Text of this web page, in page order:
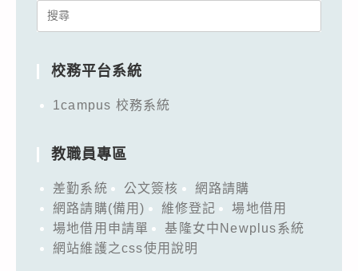
Search
校務平台系統
1campus 校務系統
教職員專區
差勤系統 公文簽核
網路請購
網路請購(備用)
維修登記
場地借用
場地借用申請單
基隆女中Newplus系統
網站維護之css使用說明